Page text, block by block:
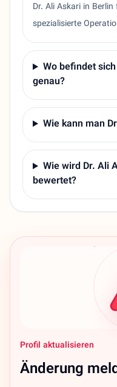
Dr. Ali Askari in
spezialisierte
Wo befindet
genau?
Wie kann man
Wie wird Dr. Ali
bewertet?
Profil aktualisieren
Änderung